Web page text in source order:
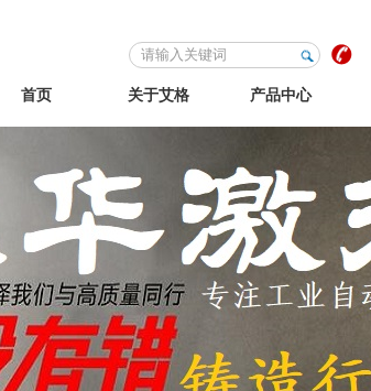
首页 关于艾格 产品中心